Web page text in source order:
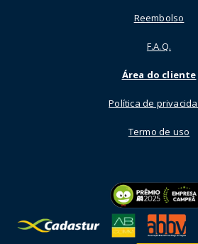
Reembolso
F.A.Q.
Área do cliente
Política de
Termo de uso